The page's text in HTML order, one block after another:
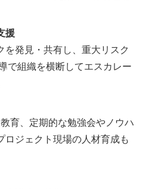
援
を発見・共有し、重大リスク
で組織を横断してエスカレー
育、定期的な勉強会やノウハ
ロジェクト現場の人材育成も